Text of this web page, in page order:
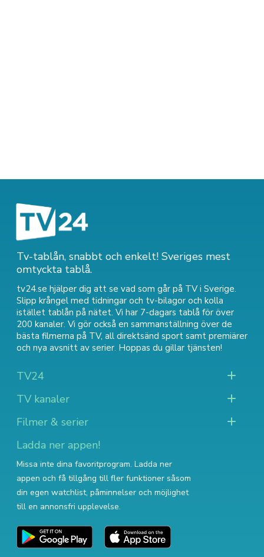
Tv-tablån, snabbt och enkelt! Sveriges mest
omtyckta tablå.
tv24.se hjälper dig att se vad som går på TV i Sverige.
Slipp krångel med tidningar och tv-bilagor och kolla
istället tablån på nätet. Vi har 7-dagars tablå för över
200 kanaler. Vi gör också en sammanställning över de
bästa filmerna på TV, all direktsänd sport samt premiärer
och nya avsnitt av serier. Hoppas du gillar tjänsten!
TV24
TV kanaler
Filmer & serier
Ladda ner appen!
Missa inte dina favoritprogram. Ladda ner
appen och få tillgång till fler funktioner såsom
din egen watchlist, påminnelser och möjlighet
till en annonsfri upplevelse.